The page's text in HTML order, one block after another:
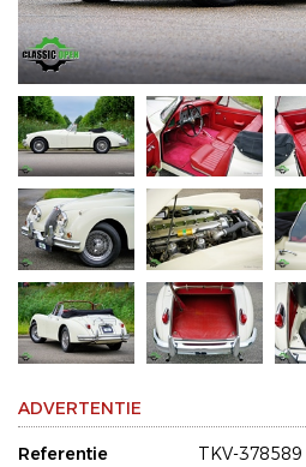
ADVERTENTIE
Referentie
TKV-378589